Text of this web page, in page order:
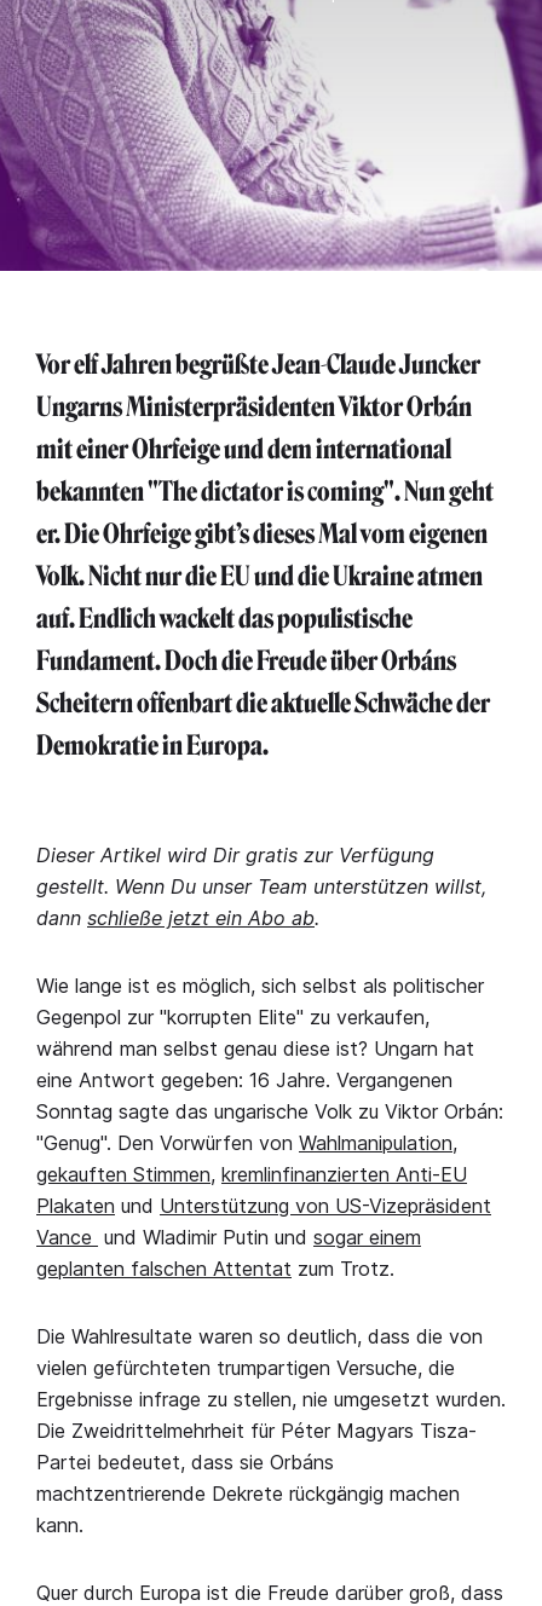
Vor elf Jahren begrüßte Jean-Claude Juncker
Ungarns Ministerpräsidenten Viktor Orbán
mit einer Ohrfeige und dem international
bekannten "The dictator is coming". Nun geht
er. Die Ohrfeige gibt’s dieses Mal vom eigenen
Volk. Nicht nur die EU und die Ukraine atmen
auf. Endlich wackelt das populistische
Fundament. Doch die Freude über Orbáns
Scheitern offenbart die aktuelle Schwäche der
Demokratie in Europa.
Dieser Artikel wird Dir gratis zur Verfügung
gestellt. Wenn Du unser Team unterstützen willst,
dann schließe jetzt ein Abo ab.
Wie lange ist es möglich, sich selbst als politischer
Gegenpol zur "korrupten Elite" zu verkaufen,
während man selbst genau diese ist? Ungarn hat
eine Antwort gegeben: 16 Jahre. Vergangenen
Sonntag sagte das ungarische Volk zu Viktor Orbán:
"Genug". Den Vorwürfen von Wahlmanipulation,
gekauften Stimmen, kremlinfinanzierten Anti-EU
Plakaten und Unterstützung von US-Vizepräsident
Vance und Wladimir Putin und sogar einem
geplanten falschen Attentat zum Trotz.
Die Wahlresultate waren so deutlich, dass die von
vielen gefürchteten trumpartigen Versuche, die
Ergebnisse infrage zu stellen, nie umgesetzt wurden.
Die Zweidrittelmehrheit für Péter Magyars Tisza-
Partei bedeutet, dass sie Orbáns
machtzentrierende Dekrete rückgängig machen
kann.
Quer durch Europa ist die Freude darüber groß, dass